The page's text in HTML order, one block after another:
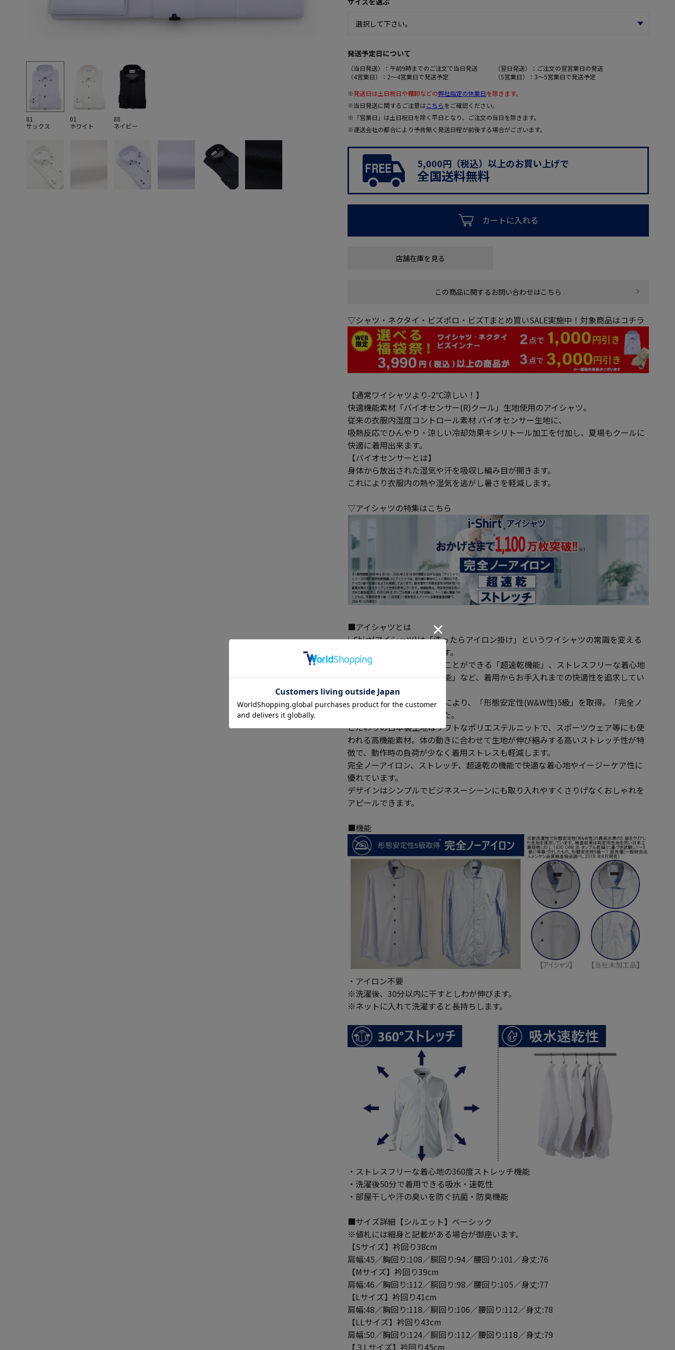
81
サックス
01
ホワイト
88
ネイビー
発送予定日について
（当日発送）：午前9時までのご注文で当日発送
（翌日発送）：ご注文の翌営業日の発送
（4営業日）：2～4営業日で発送予定
（5営業日）：3～5営業日で発送予定
※発送日は土日祝日や棚卸などの弊社指定の休業日を除きます。
※当日発送に関するご注意はこちらをご確認ください。
※「営業日」は土日祝日を除く平日となり、ご注文の当日を除きます。
※運送会社の都合により予告無く発送日程が前後する場合がございます。
5,000円（税込）以上のお買い上げで
全国送料無料
カートに入れる
店舗在庫を見る
この商品に関するお問い合わせはこちら
▽シャツ・ネクタイ・ビズポロ・ビズTまとめ買いSALE実施中！対象商品はコチラ
【通常ワイシャツより-2℃涼しい！】
快適機能素材「バイオセンサー(R)クール」生地使用のアイシャツ。
従来の衣服内湿度コントロール素材 バイオセンサー生地に、
吸熱反応でひんやり・涼しい冷却効果キシリトール加工を付加し、夏場もクールに
快適に着用出来ます。
【バイオセンサーとは】
身体から放出された湿気や汗を吸収し編み目が開きます。
これにより衣服内の熱や湿気を逃がし暑さを軽減します。
▽アイシャツの特集はこちら
■アイシャツとは
i-Shirt(アイシャツ)は「洗ったらアイロン掛け」というワイシャツの常識を変える
完全ノーアイロンシャツです。
夜洗濯をして翌朝には着ることができる「超速乾機能」、ストレスフリーな着心地
を実現する「ストレッチ機能」など、着用からお手入れまでの快適性を追求してい
ます。
生地メーカーとの共同開発により、「形態安定性(W&W性)5級」を取得。「完全ノ
ーアイロン」を実現しました。
こだわりの日本製生地はソフトなポリエステルニットで、スポーツウェア等にも使
われる高機能素材。体の動きに合わせて生地が伸び縮みする高いストレッチ性が特
徴で、動作時の負荷が少なく着用ストレスも軽減します。
完全ノーアイロン、ストレッチ、超速乾の機能で快適な着心地やイージーケア性に
優れています。
デザインはシンプルでビジネスーシーンにも取り入れやすくさりげなくおしゃれを
アピールできます。
■機能
・アイロン不要
※洗濯後、30分以内に干すとしわが伸びます。
※ネットに入れて洗濯すると長持ちします。
・ストレスフリーな着心地の360度ストレッチ機能
・洗濯後50分で着用できる吸水・速乾性
・部屋干しや汗の臭いを防ぐ抗菌・防臭機能
■サイズ詳細【シルエット】ベーシック
※値札には細身と記載がある場合が御座います。
【Sサイズ】衿回り38cm
肩幅:45／胸回り:108／胴回り:94／腰回り:101／身丈:76
【Mサイズ】衿回り39cm
肩幅:46／胸回り:112／胴回り:98／腰回り:105／身丈:77
【Lサイズ】衿回り41cm
肩幅:48／胸回り:118／胴回り:106／腰回り:112／身丈:78
【LLサイズ】衿回り43cm
肩幅:50／胸回り:124／胴回り:112／腰回り:118／身丈:79
【３Lサイズ】衿回り45cm